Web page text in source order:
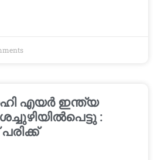
എയര്‍ ഇന്ത്യ
: